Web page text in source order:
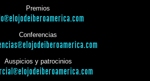
Premios
Conferencias
Auspicios y patrocinios